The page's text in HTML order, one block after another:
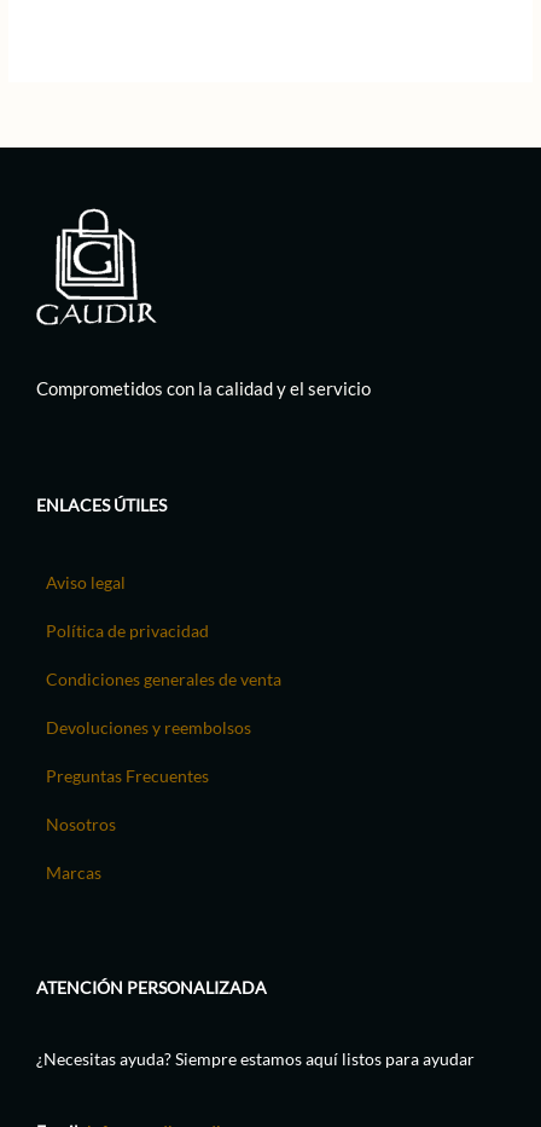
Comprometidos con la calidad y el servicio
ENLACES ÚTILES
Aviso legal
Política de privacidad
Condiciones generales de venta
Devoluciones y reembolsos
Preguntas Frecuentes
Nosotros
Marcas
ATENCIÓN PERSONALIZADA
¿Necesitas ayuda? Siempre estamos aquí listos para ayudar